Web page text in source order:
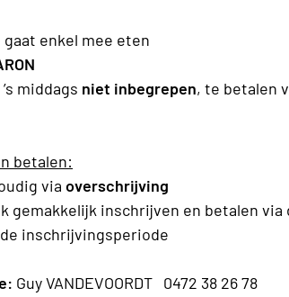
gaat enkel mee eten
middags niet inbegrepen, te betalen
betalen:
via overschrijving
inschrijven en betalen via
inschrijvingsperiode
Guy VANDEVOORDT 0472 38 26 78